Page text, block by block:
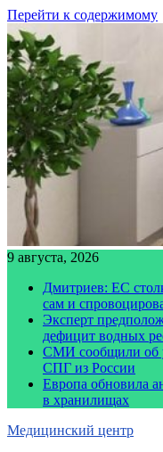
Перейти к содержимому
9 августа, 2026
Дмитриев: ЕС
сам и
Эксперт
дефицит водных
СМИ сообщили об
СПГ из России
Европа обновила
в хранилищах
Медицинский центр